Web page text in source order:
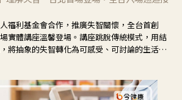
福利基金會合作，推廣失智關懷，全台首創
實體講座溫馨登場。講座跳脫傳統模式，用結
將抽象的失智轉化為可感受、可討論的生活情